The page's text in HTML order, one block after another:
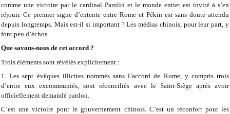
comme une victoire par le cardinal Parolin et le monde entier est invité à s’en
réjouir. Ce premier signe d’entente entre Rome et Pékin est sans doute attendu
depuis longtemps. Mais est-il si important ? Les médias chinois, pour leur part, y
font peu d’échos.
Que savons-nous de cet accord ?
Trois éléments sont révélés explicitement :
1. Les sept évêques illicites nommés sans l’accord de Rome, y compris trois
d’entre eux excommuniés, sont réconciliés avec le Saint-Siège après avoir
officiellement demandé pardon.
C’est une victoire pour le gouvernement chinois. C’est un réconfort pour les